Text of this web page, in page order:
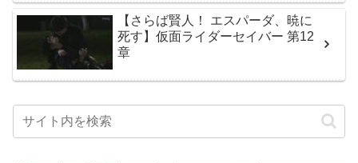
【さらば賢人！ エスパーダ、暁に
死す】仮面ライダーセイバー 第12
章